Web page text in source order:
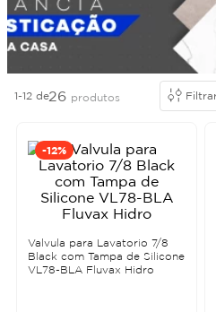
1-12 de26 produtos
-12%
Valvula para Lavatorio 7/8
Black com Tampa de Silicone
VL78-BLA Fluvax Hidro